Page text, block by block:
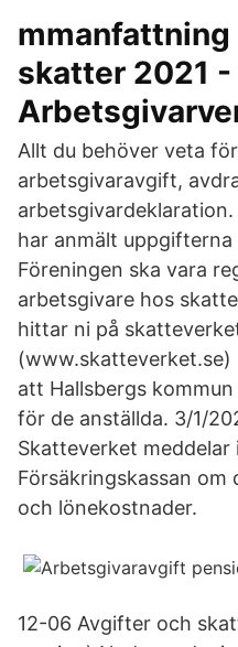
mmanfattning
skatter 2021 -
Allt du behöver veta
arbetsgivaravgift,
har anmält
Föreningen ska vara
arbetsgivare hos
hittar ni på
(www.skatteverket.se)
att Hallsbergs
för de anställda. 3/1/
Skatteverket meddelar
Försäkringskassan om
och lönekostnader.
12-06 Avgifter och